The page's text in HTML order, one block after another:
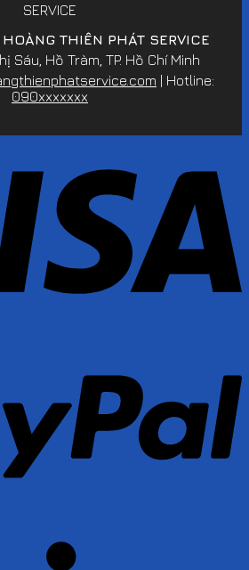
THIÊN PHÁT SERVICE
Sáu, Hồ Tràm, TP. Hồ Chí Minh
| Hotline:
090xxxxxxx